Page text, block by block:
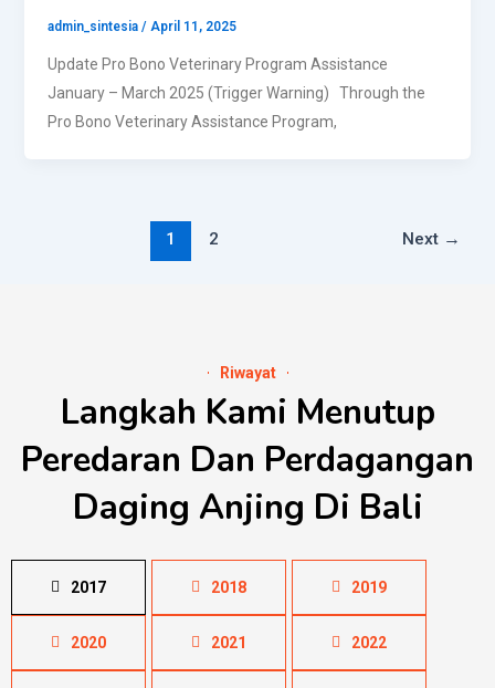
admin_sintesia / April 11, 2025
Update Pro Bono Veterinary Program Assistance
January – March 2025 (Trigger Warning) Through the
Pro Bono Veterinary Assistance Program,
1 2 Next →
Riwayat
Langkah Kami Menutup
Peredaran Dan Perdagangan
Daging Anjing Di Bali
2017 2018 2019
2020 2021 2022